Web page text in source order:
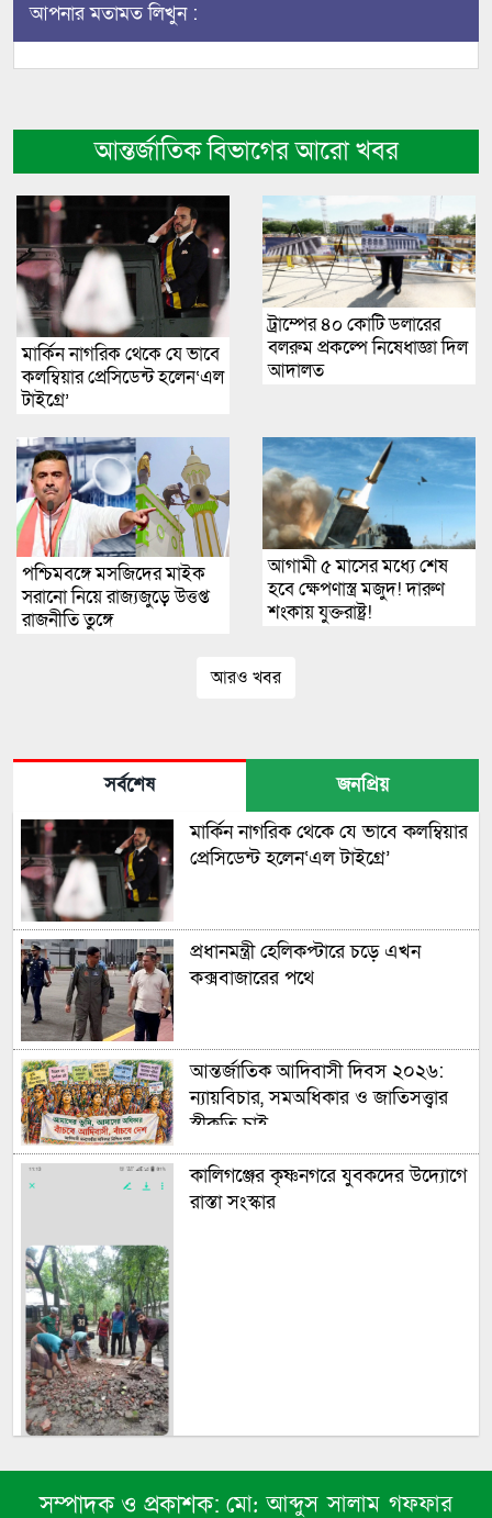
আপনার মতামত লিখুন :
আন্তর্জাতিক বিভাগের আরো খবর
মার্কিন নাগরিক থেকে যে ভাবে
কলম্বিয়ার প্রেসিডেন্ট হলেন‘এল
টাইগ্রে’
ট্রাম্পের ৪০ কোটি ডলারের
বলরুম প্রকল্পে নিষেধাজ্ঞা দিল
আদালত
পশ্চিমবঙ্গে মসজিদের মাইক
সরানো নিয়ে রাজ্যজুড়ে উত্তপ্ত
রাজনীতি তুঙ্গে
আগামী ৫ মাসের মধ্যে শেষ
হবে ক্ষেপণাস্ত্র মজুদ! দারুণ
শংকায় যুক্তরাষ্ট্র!
আরও খবর
সর্বশেষ জনপ্রিয়
মার্কিন নাগরিক থেকে যে ভাবে কলম্বিয়ার
প্রেসিডেন্ট হলেন‘এল টাইগ্রে’
প্রধানমন্ত্রী হেলিকপ্টারে চড়ে এখন
কক্সবাজারের পথে
আন্তর্জাতিক আদিবাসী দিবস ২০২৬:
ন্যায়বিচার, সমঅধিকার ও জাতিসত্ত্বার
স্বীকৃতি চাই
কালিগঞ্জের কৃষ্ণনগরে যুবকদের উদ্যোগে
রাস্তা সংস্কার
সম্পাদক ও প্রকাশক: মো: আব্দুস সালাম গফফার